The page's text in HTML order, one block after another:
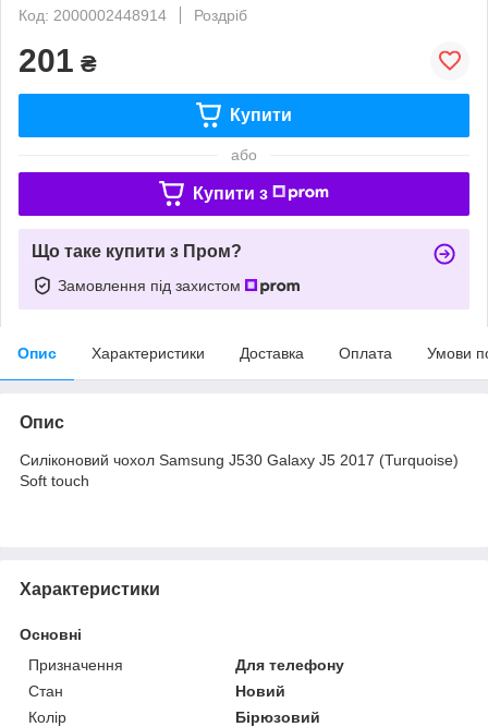
Код: 2000002448914
Роздріб
201 ₴
Купити
або
Купити з
Що таке купити з Пром?
Замовлення під захистом
Опис Характеристики Доставка Оплата Умови
Опис
Силіконовий чохол Samsung J530 Galaxy J5 2017 (Turquoise)
Soft touch
Характеристики
Основні
Призначення
Для телефону
Стан
Новий
Колір
Бірюзовий